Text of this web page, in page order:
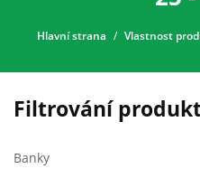
Hlavní strana Vlastnost
Filtrování
Banky